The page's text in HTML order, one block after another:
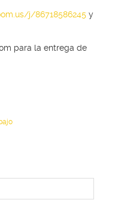
j/86718586245 y
para la entrega de